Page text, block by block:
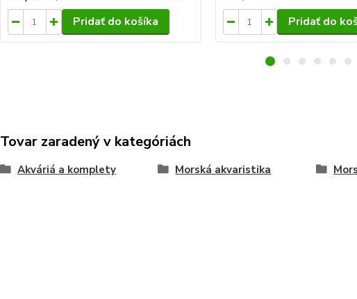
Pridať do košíka Pridať do
Tovar zaradený v kategóriách
Akváriá a komplety Morská akvaristika